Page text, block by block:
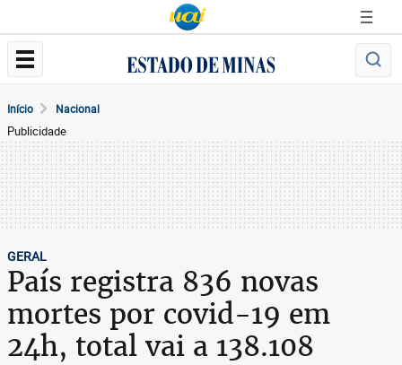
Início Nacional
Publicidade
GERAL
País registra 836 novas
mortes por covid-19 em
24h, total vai a 138.108